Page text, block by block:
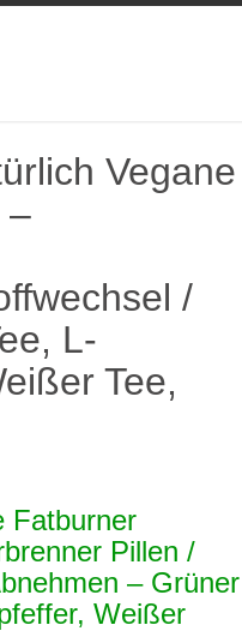
Vegane
–
/
L-
Tee,
Fatburner
Pillen /
– Grüner
Weißer